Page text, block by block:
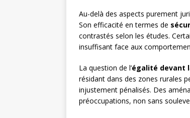
Au-delà des aspects purement
Son efficacité en termes de
contrastés selon les études.
insuffisant face aux
La question de l’égalité devant
résidant dans des zones rurales
injustement pénalisés. Des
préoccupations, non sans